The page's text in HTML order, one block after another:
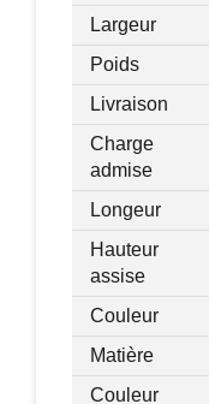
Polyester)
Pieds en
Siège
Roulettes
Dimensions :
Poids maxi
Montage
Largeur : 64
Hauteur : 112
Hauteur
Couleur : Gris
Matière :
Largeur
Poids
Livraison
Charge
admise
Longeur
Hauteur
assise
Couleur
Matière
Couleur